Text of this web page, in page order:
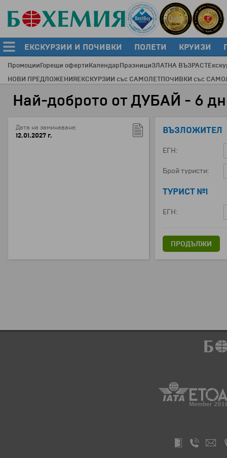
ЕКСКУРЗИИ И ПОЧИВКИ ПОЛЕТИ КРУИЗИ
ПромоцииГорещи офертиКалендарПразнициЗЛАТНА ВЪЗРАСТ
НОВИ ПРЕДЛОЖЕНИЯЕКСКУРЗИИ със САМОЛЕТПОЧИВКИ със
Най-доброто от ДУБАЙ - 6
Дата на заминаване:
12.01.2027 г. ВЪЗЛОЖИТЕЛ
ЕГН:
Брой туристи:
ТУРИСТ №1
ЕГН:
ПРОДЪЛЖИ